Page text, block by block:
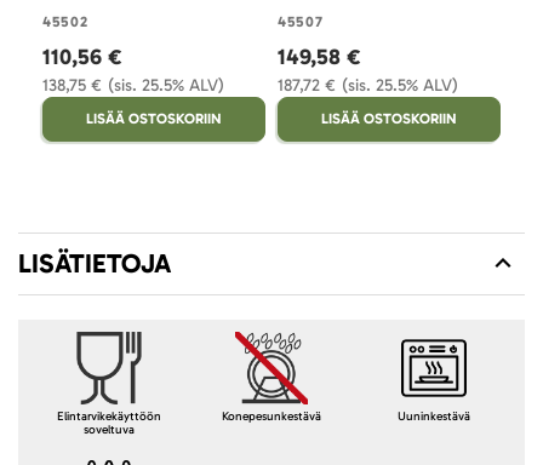
45502
(sis. 25.5% ALV)
138,75 €
110,56 €
LISÄÄ OSTOSKORIIN
45507
(sis. 25.5% ALV)
187,72 €
149,58 €
LISÄÄ OSTOSKORIIN
LISÄTIETOJA
Elintarvikekäyttöön
soveltuva
Konepesunkestävä Uuninkestävä